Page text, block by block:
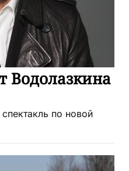
Водолазкина
по новой